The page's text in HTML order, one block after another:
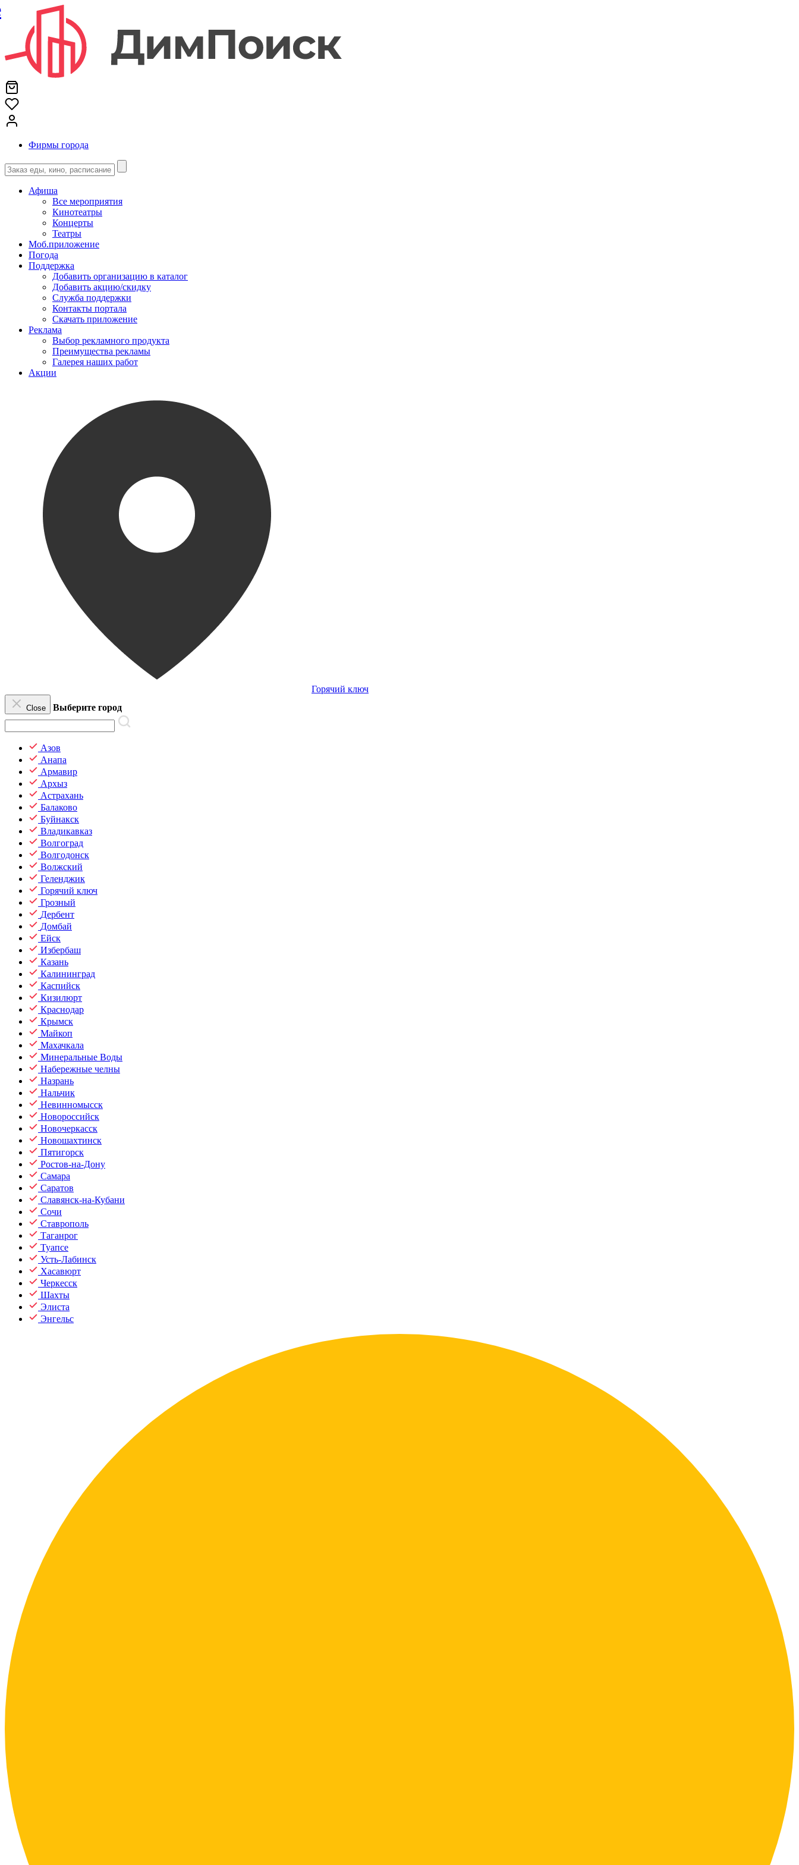
Фирмы города
Афиша
Все мероприятия
Кинотеатры
Концерты
Театры
Моб.приложение
Погода
Поддержка
Добавить организацию в каталог
Добавить акцию/скидку
Служба поддержки
Контакты портала
Скачать приложение
Реклама
Выбор рекламного продукта
Преимущества рекламы
Галерея наших работ
Акции
Горячий ключ
Close Выберите город
Азов
Анапа
Армавир
Архыз
Астрахань
Балаково
Буйнакск
Владикавказ
Волгоград
Волгодонск
Волжский
Геленджик
Горячий ключ
Грозный
Дербент
Домбай
Ейск
Избербаш
Казань
Калининград
Каспийск
Кизилюрт
Краснодар
Крымск
Майкоп
Махачкала
Минеральные Воды
Набережные челны
Назрань
Нальчик
Невинномысск
Новороссийск
Новочеркасск
Новошахтинск
Пятигорск
Ростов-на-Дону
Самара
Саратов
Славянск-на-Кубани
Сочи
Ставрополь
Таганрог
Туапсе
Усть-Лабинск
Хасавюрт
Черкесск
Шахты
Элиста
Энгельс